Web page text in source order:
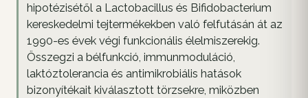
hipotézisétől a Lactobacillus és Bifidobacterium
kereskedelmi tejtermékekben való felfutásán át az
1990-es évek végi funkcionális élelmiszerekig.
Összegzi a bélfunkció, immunmoduláció,
laktóztolerancia és antimikrobiális hatások
bizonyítékait kiválasztott törzsekre, miközben